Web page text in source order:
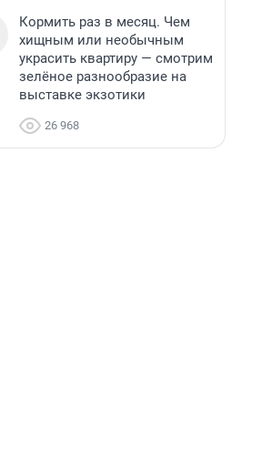
Кормить раз в месяц. Чем
хищным или необычным
украсить квартиру — смотрим
зелёное разнообразие на
выставке экзотики
26 968